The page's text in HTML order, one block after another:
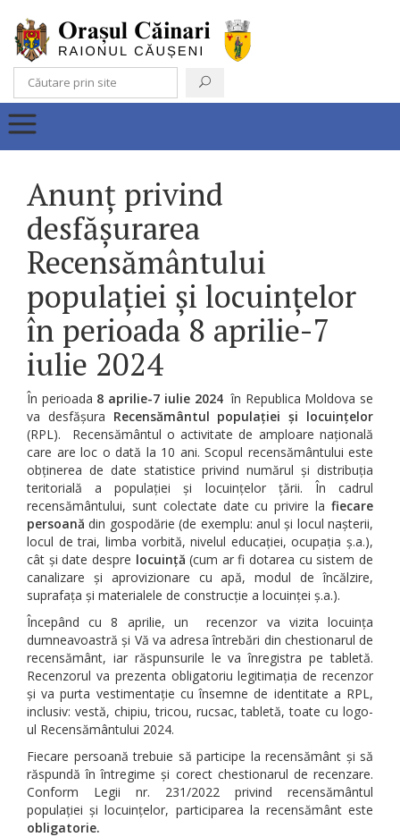
Anunț privind
desfășurarea
Recensământului
populației și locuințelor
în perioada 8 aprilie-7
iulie 2024
În perioada 8 aprilie-7 iulie 2024în Republica Moldova se
va desfășura Recensământul populației și locuințelor
(RPL). Recensământul o activitate de amploare națională
care are loc o dată la 10 ani. Scopul recensământului este
obținerea de date statistice privind numărul și distribuția
teritorială a populației și locuințelor țării. În cadrul
recensământului, sunt colectate date cu privire la fiecare
persoană din gospodărie (de exemplu: anul și locul nașterii,
locul de trai, limba vorbită, nivelul educației, ocupația ș.a.),
cât și date despre locuință (cum ar fi dotarea cu sistem de
canalizare și aprovizionare cu apă, modul de încălzire,
suprafața și materialele de construcție a locuinței ș.a.).
Începând cu 8 aprilie, un recenzor va vizita locuința
dumneavoastră și Vă va adresa întrebări din chestionarul de
recensământ, iar răspunsurile le va înregistra pe tabletă.
Recenzorul va prezenta obligatoriu legitimația de recenzor
și va purta vestimentație cu însemne de identitate a RPL,
inclusiv: vestă, chipiu, tricou, rucsac, tabletă, toate cu logo-
ul Recensământului 2024.
Fiecare persoană trebuie să participe la recensământ și să
răspundă în întregime și corect chestionarul de recenzare.
Conform Legii nr. 231/2022 privind recensământul
populației și locuințelor, participarea la recensământ este
obligatorie.